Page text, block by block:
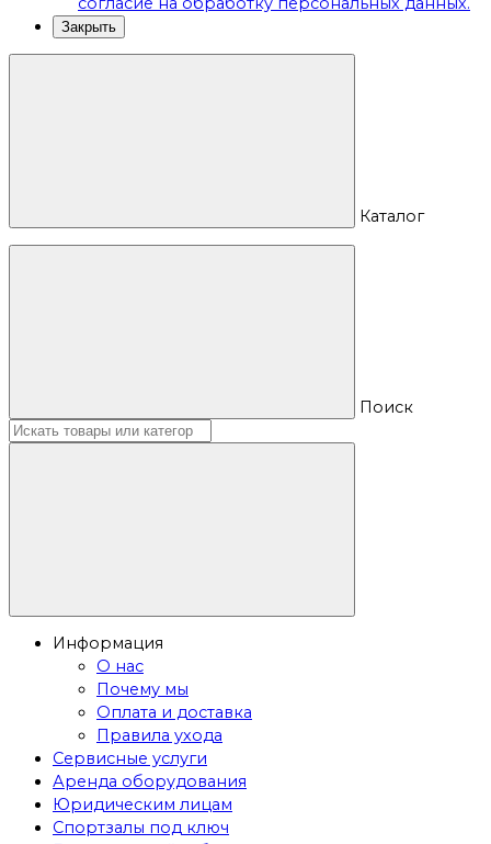
Закрыть
Каталог
Поиск
Информация
О нас
Почему мы
Оплата и доставка
Правила ухода
Сервисные услуги
Аренда оборудования
Юридическим лицам
Спортзалы под ключ